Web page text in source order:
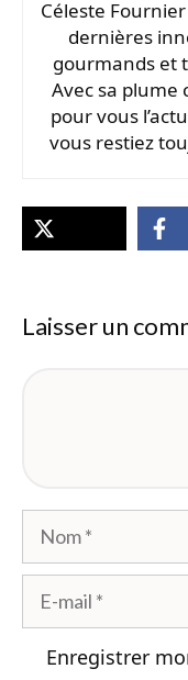
Céleste
dernières
gourmands et
Avec sa plume
pour vous
vous restiez
Laisser un
Nom
mail
Enregistrer